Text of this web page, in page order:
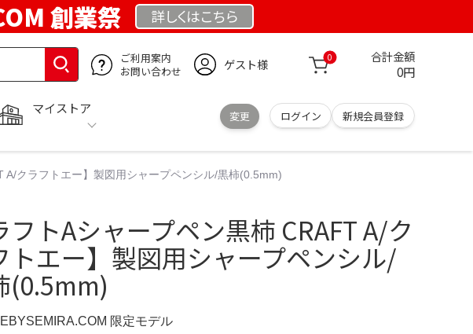
創業祭 詳しくはこちら
ご利用案内
お問い合わせ
ゲスト様 0 合計金額
0円
マイストア
変更 ログイン 新規会員登録
A/クラフトエー】製図用シャープペンシル/黒柿(0.5mm)
フトAシャープペン黒柿 CRAFT A/ク
トエー】製図用シャープペンシル/
(0.5mm)
限定モデル